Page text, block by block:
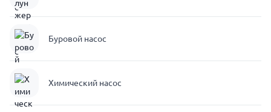
Буровой насос
Химический насос